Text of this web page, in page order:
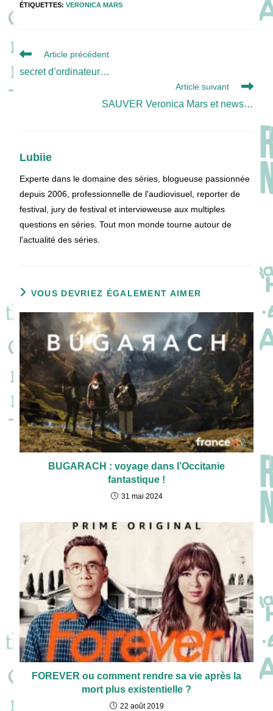
ÉTIQUETTES:VERONICA MARS
Read
articles
Article précédent
secret d’ordinateur…
Article suivant
SAUVER Veronica Mars et news…
Lubiie
Experte dans le domaine des séries, blogueuse passionnée
depuis 2006, professionnelle de l'audiovisuel, reporter de
festival, jury de festival et intervieweuse aux multiples
questions en séries. Tout mon monde tourne autour de
l'actualité des séries.
VOUS DEVRIEZ ÉGALEMENT AIMER
BUGARACH : voyage dans l’Occitanie
fantastique !
31 mai 2024
FOREVER ou comment rendre sa vie après la
mort plus existentielle ?
22 août 2019